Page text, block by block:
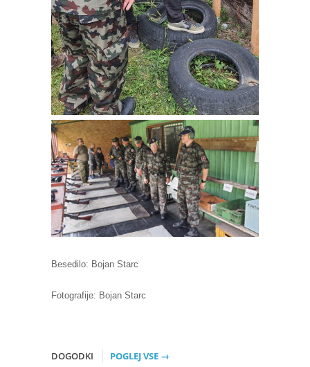
Besedilo: Bojan Starc
Fotografije: Bojan Starc
DOGODKI POGLEJ VSE →